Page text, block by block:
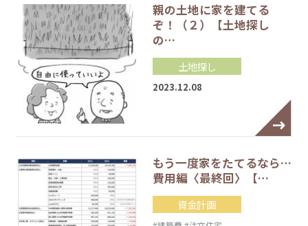
親の土地に家を建てる
ぞ！（２）【土地探し
の…
土地探し
2023.12.08
もう一度家をたてるなら…
費用編〈最終回〉【…
資金計画